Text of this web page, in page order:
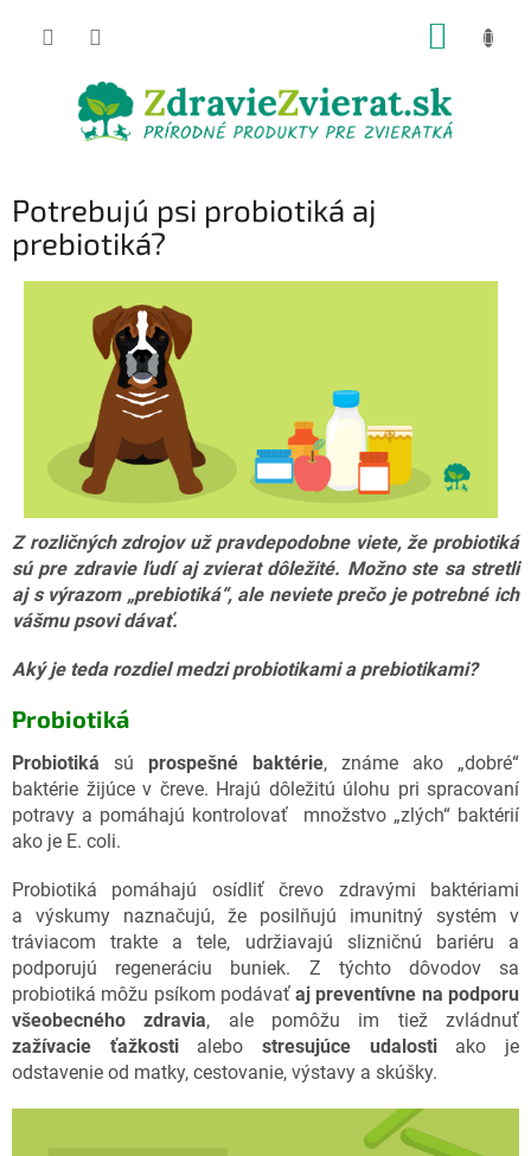
Potrebujú psi probiotiká aj
prebiotiká?
Z rozličných zdrojov už pravdepodobne viete, že probiotiká
sú pre zdravie ľudí aj zvierat dôležité. Možno ste sa stretli
aj s výrazom „prebiotiká“, ale neviete prečo je potrebné ich
vášmu psovi dávať.
Aký je teda rozdiel medzi probiotikami a prebiotikami?
Probiotiká
Probiotiká sú prospešné baktérie, známe ako „dobré“
baktérie žijúce v čreve. Hrajú dôležitú úlohu pri spracovaní
potravy a pomáhajú kontrolovať množstvo „zlých“ baktérií
ako je E. coli.
Probiotiká pomáhajú osídliť črevo zdravými baktériami
a výskumy naznačujú, že posilňujú imunitný systém v
tráviacom trakte a tele, udržiavajú slizničnú bariéru a
podporujú regeneráciu buniek. Z týchto dôvodov sa
probiotiká môžu psíkom podávaťaj preventívne na podporu
všeobecného zdravia, ale pomôžu im tiež zvládnuť
zažívacie ťažkostialebostresujúce udalostiako je
odstavenie od matky, cestovanie, výstavy a skúšky.